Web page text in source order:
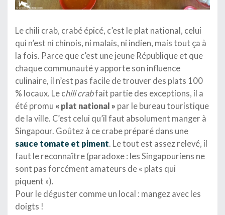
Le chili crab, crabé épicé, c’est le plat national, celui
qui n’est ni chinois, ni malais, ni indien, mais tout ça à
la fois. Parce que c’est une jeune République et que
chaque communauté y apporte son influence
culinaire, il n’est pas facile de trouver des plats 100
% locaux. Le chili crabfait partie des exceptions, il a
été promu « plat national » par le bureau touristique
de la ville. C’est celui qu’il faut absolument manger à
Singapour. Goûtez à ce crabe préparé dans une
sauce tomate et piment. Le tout est assez relevé, il
faut le reconnaître (paradoxe : les Singapouriens ne
sont pas forcément amateurs de « plats qui
piquent »).
Pour le déguster comme un local : mangez avec les
doigts !